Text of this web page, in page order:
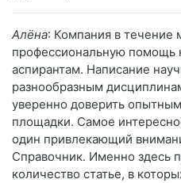
Алёна: Компания в течение
профессиональную помощь
аспирантам. Написание
разнообразным
уверенно доверить
площадки. Самое
один привлекающий
Справочник. Именно здесь
количество статье, в